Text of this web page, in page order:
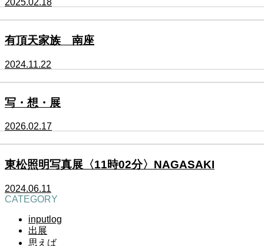
2025.02.18
有頂天家族 南座
2024.11.22
写・想・展
2026.02.17
東松照明写真展〈11時02分〉NAGASAKI
2024.06.11
CATEGORY
inputlog
出展
思えば